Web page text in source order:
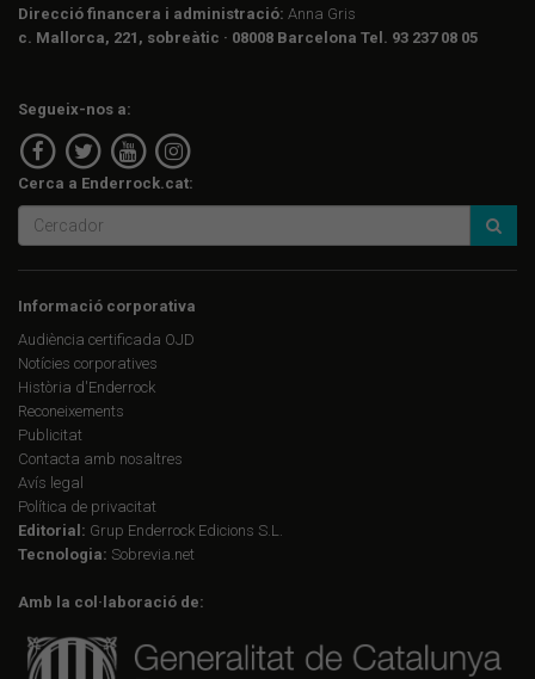
Direcció financera i administració: Anna Gris
c. Mallorca, 221, sobreàtic · 08008 Barcelona Tel. 93 237 08 05
Segueix-nos a:
Cerca a Enderrock.cat:
Informació corporativa
Audiència certificada OJD
Notícies corporatives
Història d'Enderrock
Reconeixements
Publicitat
Contacta amb nosaltres
Avís legal
Política de privacitat
Editorial: Grup Enderrock Edicions S.L.
Tecnologia: Sobrevia.net
Amb la col·laboració de: